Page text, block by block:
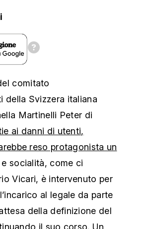
comitato
della Svizzera italiana
Martinelli Peter di
ai danni di utenti,
reso protagonista un
socialità, come ci
Vicari, è intervenuto per
al legale da parte
della definizione del
il suo corso. Un